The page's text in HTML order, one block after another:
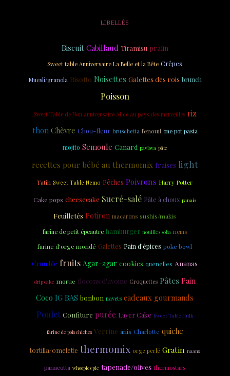
LIBELLÉS
Biscuit Cabillaud Tiramisu pralin
Sweet table Anniversaire La Belle et la Bête Crêpes
Muesli/granola Risotto Noisettes Galettes des rois brunch
Poisson
Sweet Table de Non anniversaire Alice au pays des merveilles riz
thon Chèvre Chou-fleur bruschetta fenouil one pot pasta
mojito Semoule Canard pavlova pâte
recettes pour bébé au thermomix fraises light
Tatin Sweet Table Nemo Pêches Poivrons Harry Potter
Cake pops cheesecake Sucré-salé Pâte à choux panais
Feuilletés Potiron macarons sushis/makis
farine de petit épeautre hamburger nouilles soba nems
farine d'orge mondé Galettes Pain d'épices poke bowl
Crumble fruits Agar-agar cookies quenelles Ananas
drip cake morue flocons d'avoine Croquettes Pâtes Pain
Coco IG BAS bonbon navets cadeaux gourmands
Poulet Confiture purée Layer Cake Sweet Table Hulk
farine de pois chiches Verrine anis Charlotte quiche
tortilla/omelette thermomix orge perlé Gratin naans
panacotta whoopies pie tapenade/olives thermostars